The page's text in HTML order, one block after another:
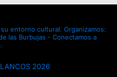
entorno cultural. Organizamos:
las Burbujas - Conectamos a